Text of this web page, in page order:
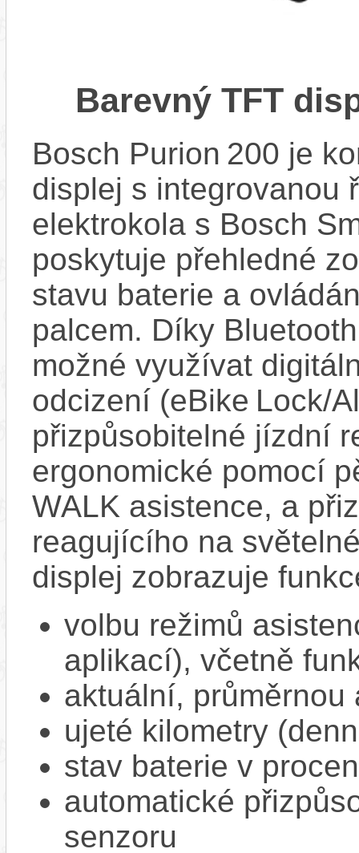
Barevný TFT
Bosch Purion 200 je
displej s integrovanou
elektrokola s Bosch
poskytuje přehledné
stavu baterie a
palcem. Díky
možné využívat
odcizení (eBike Lock/
přizpůsobitelné jízdní
ergonomické pomocí
WALK asistence, a
reagujícího na
displej zobrazuje
volbu režimů
aplikací), včetně
aktuální, průměrnou
ujeté kilometry
stav baterie v
automatické
senzoru